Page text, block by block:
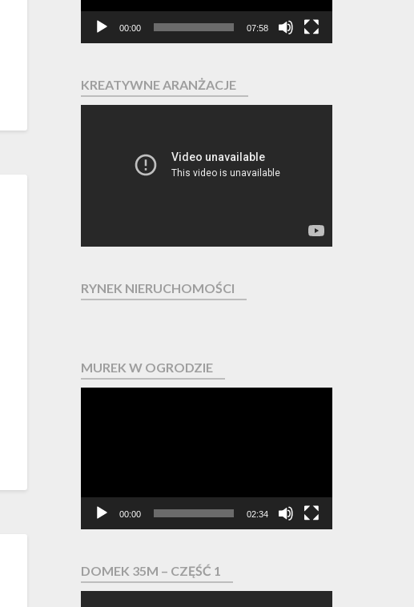
00:00 07:58
KREATYWNE ARANŻACJE
RYNEK NIERUCHOMOŚCI
MUREK W OGRODZIE
00:00 02:34
DOMEK 35M – CZĘŚĆ 1